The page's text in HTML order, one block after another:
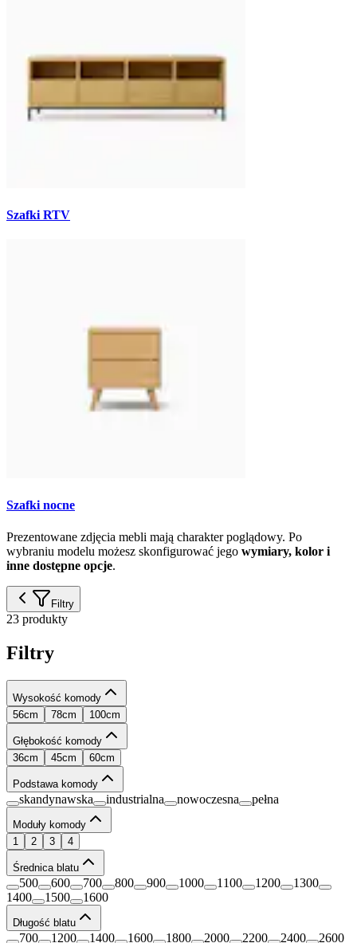
Szafki RTV
Szafki nocne
Prezentowane zdjęcia mebli mają charakter poglądowy. Po
wybraniu modelu możesz skonfigurować jego wymiary, kolor i
inne dostępne opcje.
Filtry
23 produkty
Filtry
Wysokość komody
56cm
78cm 100cm
Głębokość komody
36cm
45cm 60cm
Podstawa komody
skandynawska industrialna nowoczesna pełna
Moduły komody
1
2 3 4
Średnica blatu
500 600 700 800 900 1000 1100 1200
1300
1400
1500 1600
Długość blatu
700 1200 1400 1600 1800 2000 2200 2400 2600